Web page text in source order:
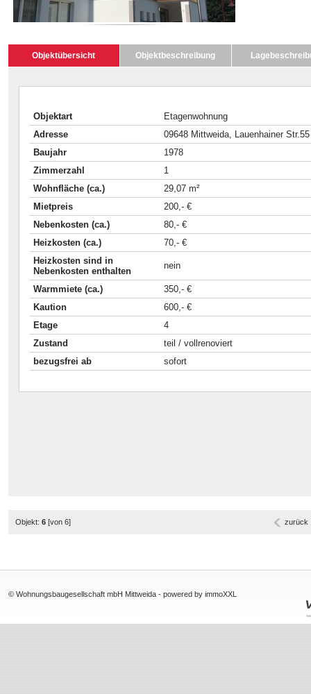
Objektübersicht Objektbeschreibung
Objektart
Etagenwohnung
Adresse
09648 Mittweida, Lauenhainer Str.55
Baujahr
1978
Zimmerzahl
1
Wohnfläche (ca.)
29,07 m²
Mietpreis
200,- €
Nebenkosten (ca.)
80,- €
Heizkosten (ca.)
70,- €
Heizkosten sind in
Nebenkosten enthalten
nein
Warmmiete (ca.)
350,- €
Kaution
600,- €
Etage
4
Zustand
teil / vollrenoviert
bezugsfrei ab
sofort
Objekt: 6 [von 6] zurück
© Wohnungsbaugesellschaft mbH Mittweida -powered by immoXXL